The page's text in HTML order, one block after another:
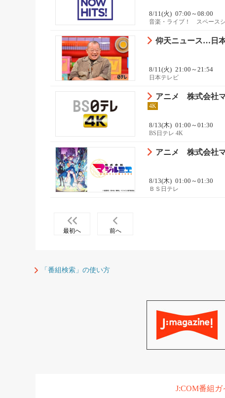
8/11(火) 07:00～08:00
音楽・ライブ！ スペース
仰天ニュース…日
8/11(火) 21:00～21:54
日本テレビ
アニメ 株式会社
4K
8/13(木) 01:00～01:30
BS日テレ 4K
アニメ 株式会社
8/13(木) 01:00～01:30
ＢＳ日テレ
最初へ 前へ
「番組検索」の使い方
J:COM番組